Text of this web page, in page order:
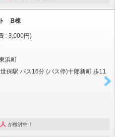
ト B棟
: 3,000円)
浜町
世保駅 バス16分 (バス停)十郎新町 歩11
が検討中！